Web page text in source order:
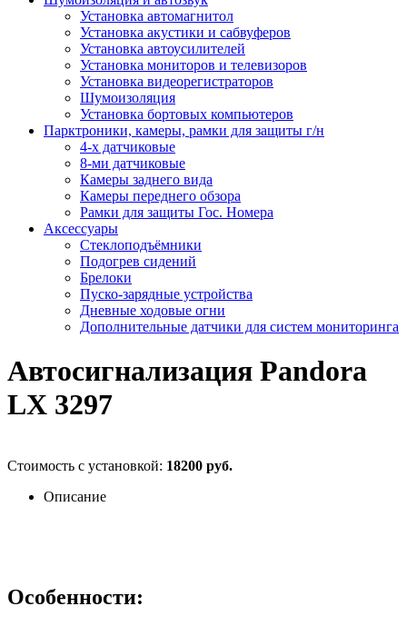
Установка автомагнитол
Установка акустики и сабвуферов
Установка автоусилителей
Установка мониторов и телевизоров
Установка видеорегистраторов
Шумоизоляция
Установка бортовых компьютеров
Парктроники, камеры, рамки для защиты г/н
4-х датчиковые
8-ми датчиковые
Камеры заднего вида
Камеры переднего обзора
Рамки для защиты Гос. Номера
Аксессуары
Стеклоподъёмники
Подогрев сидений
Брелоки
Пуско-зарядные устройства
Дневные ходовые огни
Дополнительные датчики для систем мониторинга
Автосигнализация Pandora
LX 3297
Стоимость с установкой: 18200 руб.
Описание
Особенности: